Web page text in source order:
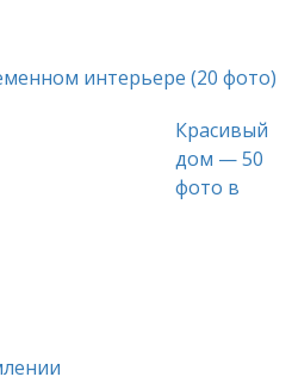
интерьере (20 фото)
Красивый
дом — 50
фото в